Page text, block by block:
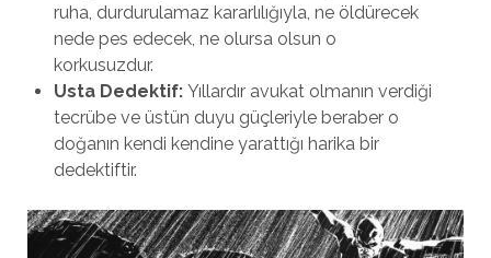
ruha, durdurulamaz kararlılığıyla, ne öldürecek
nede pes edecek, ne olursa olsun o
korkusuzdur.
Usta Dedektif: Yıllardır avukat olmanın verdiği
tecrübe ve üstün duyu güçleriyle beraber o
doğanın kendi kendine yarattığı harika bir
dedektiftir.